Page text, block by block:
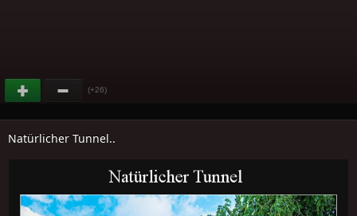
(+26)
Natürlicher Tunnel..